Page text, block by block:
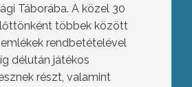
Táborába. A közel 30
többek között
rendbetételével
délután játékos
részt, valamint